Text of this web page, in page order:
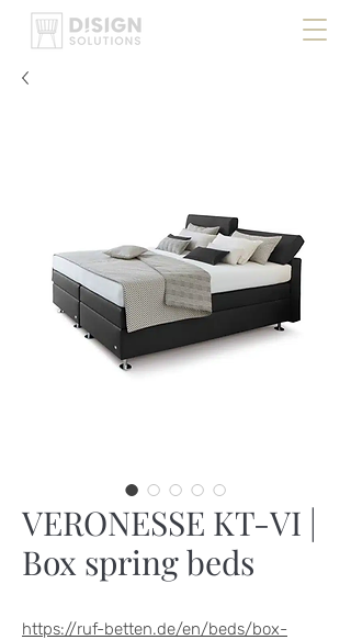
VERONESSE KT-VI |
Box spring beds
https://ruf-betten.de/en/beds/box-